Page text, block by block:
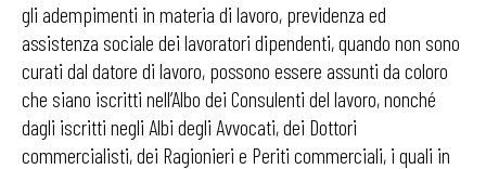
gli adempimenti in materia di lavoro, previdenza ed
assistenza sociale dei lavoratori dipendenti, quando non sono
curati dal datore di lavoro, possono essere assunti da coloro
che siano iscritti nell’Albo dei Consulenti del lavoro, nonché
dagli iscritti negli Albi degli Avvocati, dei Dottori
commercialisti, dei Ragionieri e Periti commerciali, i quali in